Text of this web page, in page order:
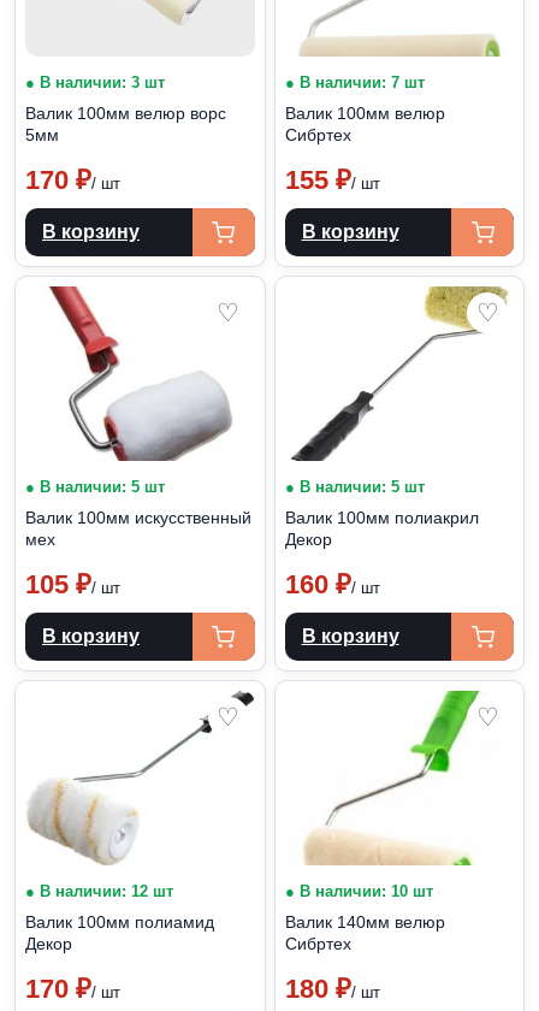
● В наличии: 3 шт
Валик 100мм велюр ворс
5мм
170 ₽/ шт
В корзину
● В наличии: 7 шт
Валик 100мм велюр
Сибртех
155 ₽/ шт
В корзину
♡
● В наличии: 5 шт
Валик 100мм искусственный
мех
105 ₽/ шт
В корзину
♡
● В наличии: 5 шт
Валик 100мм полиакрил
Декор
160 ₽/ шт
В корзину
♡
● В наличии: 12 шт
Валик 100мм полиамид
Декор
170 ₽/ шт
♡
● В наличии: 10 шт
Валик 140мм велюр
Сибртех
180 ₽/ шт